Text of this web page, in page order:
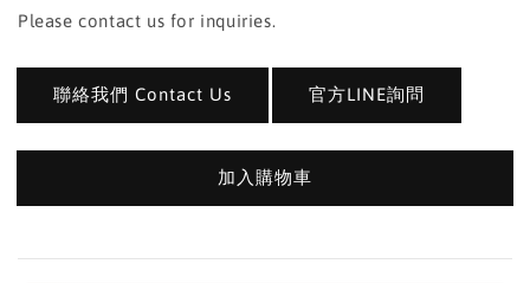
Please contact us for inquiries.
聯絡我們 Contact Us 官方LINE詢問
加入購物車